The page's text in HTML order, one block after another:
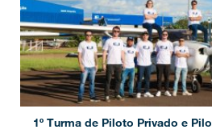
1º Turma de Piloto Privado e